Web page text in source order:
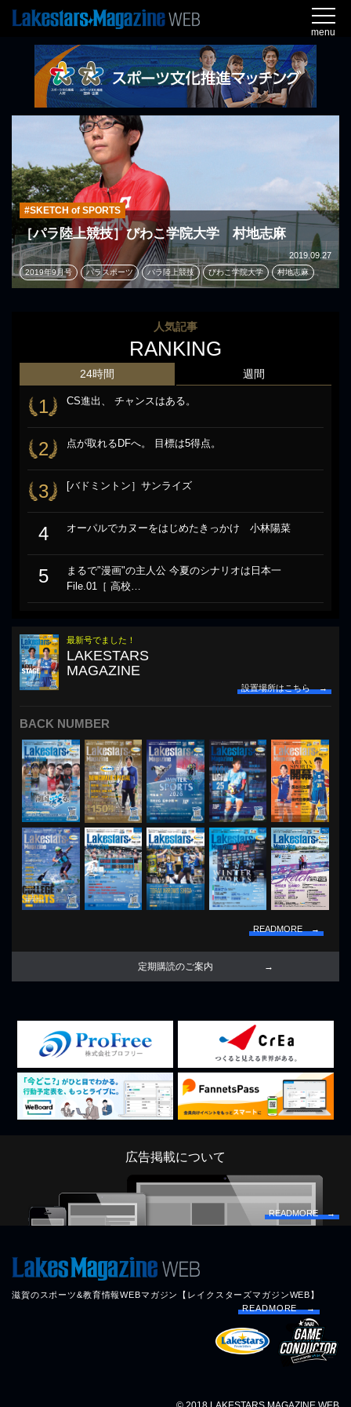
menu
#SKETCH of SPORTS
［パラ陸上競技］びわこ学院大学 村地志麻
2019.09.27
2019年9月号 パラスポーツ パラ陸上競技 びわこ学院大学 村地志麻
人気記事
RANKING
24時間
1 CS進出、 チャンスはある。
2 点が取れるDFへ。 目標は5得点。
3 [バドミントン］サンライズ
4 オーパルでカヌーをはじめたきっかけ 小林陽菜
5
まるで"漫画"の主人公 今夏のシナリオは日本一
File.01［ 高校…
週間
最新号でました！
LAKESTARS
MAGAZINE
設置場所はこちら →
BACK NUMBER
READMORE →
定期購読のご案内
広告掲載について
READMORE →
滋賀のスポーツ&教育情報WEBマガジン【レイクスターズマガジンWEB】
READMORE →